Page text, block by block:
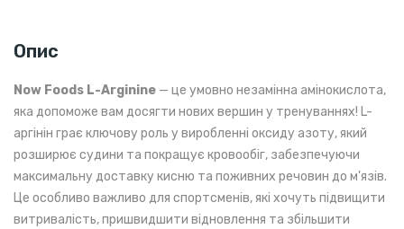
Опис
Now Foods L-Arginine — це умовно незамінна амінокислота,
яка допоможе вам досягти нових вершин у тренуваннях! L-
аргінін грає ключову роль у виробленні оксиду азоту, який
розширює судини та покращує кровообіг, забезпечуючи
максимальну доставку кисню та поживних речовин до м'язів.
Це особливо важливо для спортсменів, які хочуть підвищити
витривалість, пришвидшити відновлення та збільшити